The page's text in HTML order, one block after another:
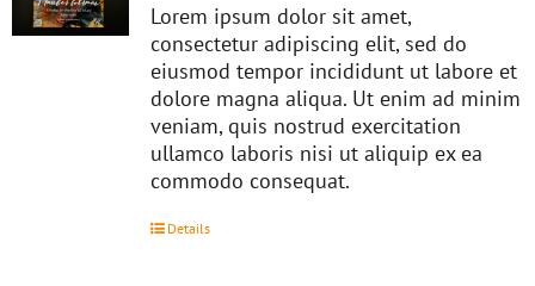
Lorem ipsum dolor sit amet,
consectetur adipiscing elit, sed do
eiusmod tempor incididunt ut labore et
dolore magna aliqua. Ut enim ad minim
veniam, quis nostrud exercitation
ullamco laboris nisi ut aliquip ex ea
commodo consequat.
Details